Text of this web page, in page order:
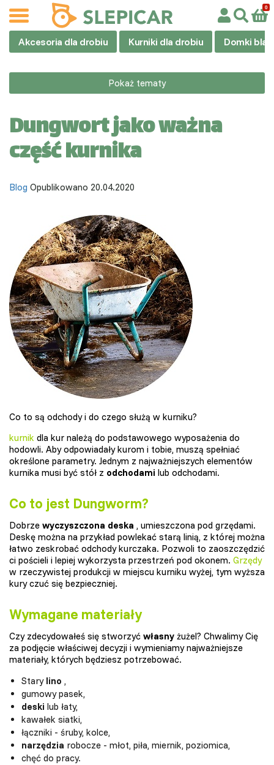
Akcesoria dla drobiu Kurniki dla drobiu Domki
Pokaż tematy
Dungwort jako ważna
część kurnika
Blog Opublikowano 20.04.2020
Co to są odchody i do czego służą w kurniku?
kurnik dla kur należą do podstawowego wyposażenia do
hodowli. Aby odpowiadały kurom i tobie, muszą spełniać
określone parametry. Jednym z najważniejszych elementów
kurnika musi być stół z odchodami lub odchodami.
Co to jest Dungworm?
Dobrze wyczyszczona deska , umieszczona pod grzędami.
Deskę można na przykład powlekać starą linią, z której można
łatwo zeskrobać odchody kurczaka. Pozwoli to zaoszczędzić
ci pościeli i lepiej wykorzysta przestrzeń pod okonem. Grzędy
w rzeczywistej produkcji w miejscu kurniku wyżej, tym wyższa
kury czuć się bezpieczniej.
Wymagane materiały
Czy zdecydowałeś się stworzyć własny żużel? Chwalimy Cię
za podjęcie właściwej decyzji i wymieniamy najważniejsze
materiały, których będziesz potrzebować.
Stary lino ,
gumowy pasek,
deski lub łaty,
kawałek siatki,
łączniki - śruby, kolce,
narzędzia robocze - młot, piła, miernik, poziomica,
chęć do pracy.